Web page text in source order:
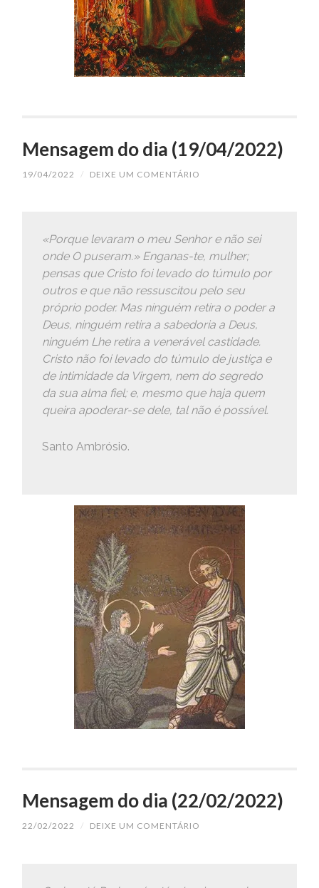
Mensagem do dia (19/04/2022)
19/04/2022 / DEIXE UM COMENTÁRIO
«Porque levaram o meu Senhor e não sei
onde O puseram.» Enganas-te, mulher;
pensas que Cristo foi levado do túmulo por
outros e que não ressuscitou pelo seu
próprio poder. Mas ninguém retira o poder a
Deus, ninguém retira a sabedoria a Deus,
ninguém Lhe retira a venerável castidade.
Cristo não foi levado do túmulo de justiça e
de intimidade da Virgem, nem do segredo
da sua alma fiel; e, mesmo que haja quem
queira apoderar-se dele, tal não é possível.
Santo Ambrósio.
Mensagem do dia (22/02/2022)
22/02/2022 / DEIXE UM COMENTÁRIO